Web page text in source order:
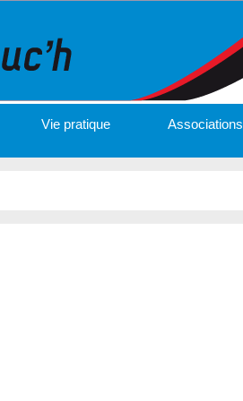
Vie pratique Associations